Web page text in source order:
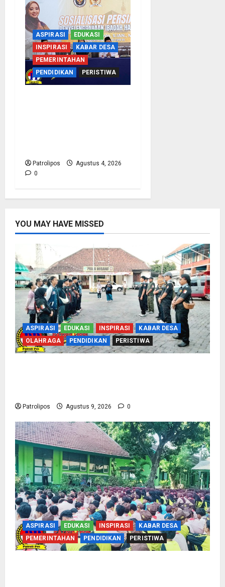
ASPIRASI
EDUKASI
INSPIRASI
KABAR DESA
PEMERINTAHAN
PENDIDIKAN
PERISTIWA
Patrolipos
Agustus 4, 2026
0
YOU MAY HAVE MISSED
ASPIRASI EDUKASI INSPIRASI
KABAR DESA
OLAHRAGA
PENDIDIKAN PERISTIWA
Patrolipos Agustus 9, 2026 0
ASPIRASI EDUKASI INSPIRASI
KABAR DESA
PEMERINTAHAN
PENDIDIKAN PERISTIWA